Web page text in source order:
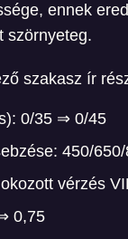
ennek
szörnyeteg.
szakasz ír
0/35 ⇒ 0/45
450/
vérzés
0,75